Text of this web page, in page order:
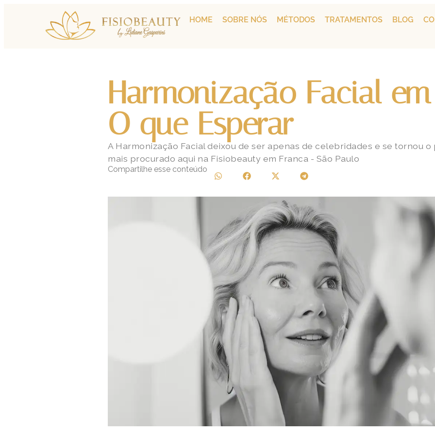
HOME SOBRE NÓS MÉTODOS TRATAMENTOS BLOG
Harmonização Facial
O que Esperar
A Harmonização Facial deixou de ser apenas de celebridades e se tornou
mais procurado aqui na Fisiobeauty em Franca - São Paulo
Compartilhe esse conteúdo